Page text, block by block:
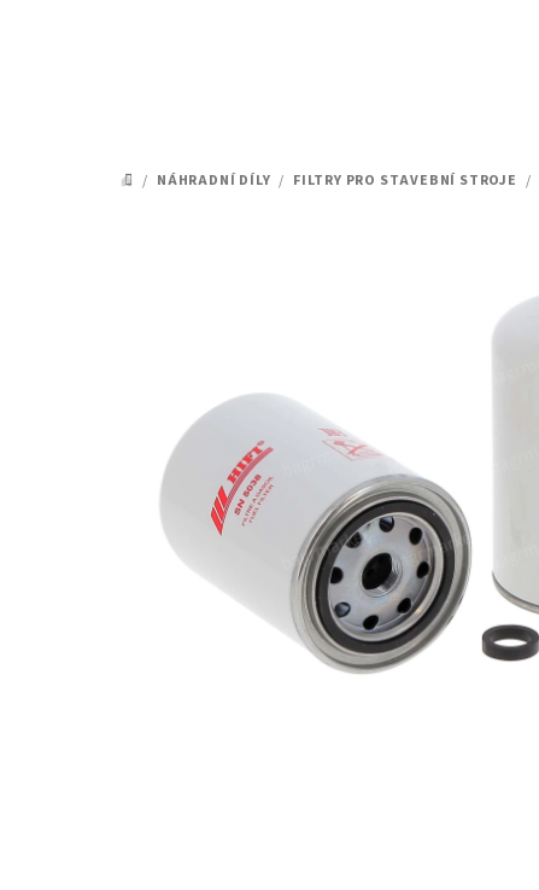
DOMŮ
/ NÁHRADNÍ DÍLY / FILTRY PRO STAVEBNÍ STROJE /